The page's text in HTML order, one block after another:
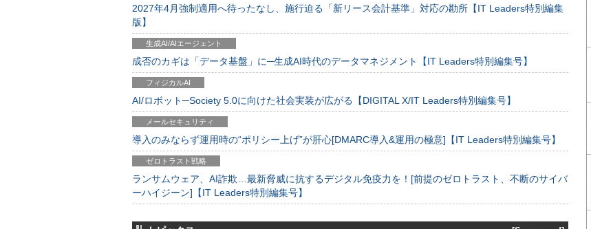
2027年4月強制適用へ待ったなし、施行迫る「新リース会計基準」対応の勘所【IT Leaders特別編集
版】
生成AI/AIエージェント
成否のカギは「データ基盤」に─生成AI時代のデータマネジメント【IT Leaders特別編集号】
フィジカルAI
AI/ロボット─Society 5.0に向けた社会実装が広がる【DIGITAL X/IT Leaders特別編集号】
メールセキュリティ
導入のみならず運用時の“ポリシー上げ”が肝心[DMARC導入&運用の極意]【IT Leaders特別編集号】
ゼロトラスト戦略
ランサムウェア、AI詐欺…最新脅威に抗するデジタル免疫力を！[前提のゼロトラスト、不断のサイバ
ーハイジーン]【IT Leaders特別編集号】